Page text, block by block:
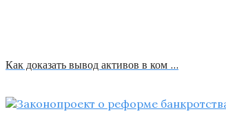
Как доказать вывод активов в ком …